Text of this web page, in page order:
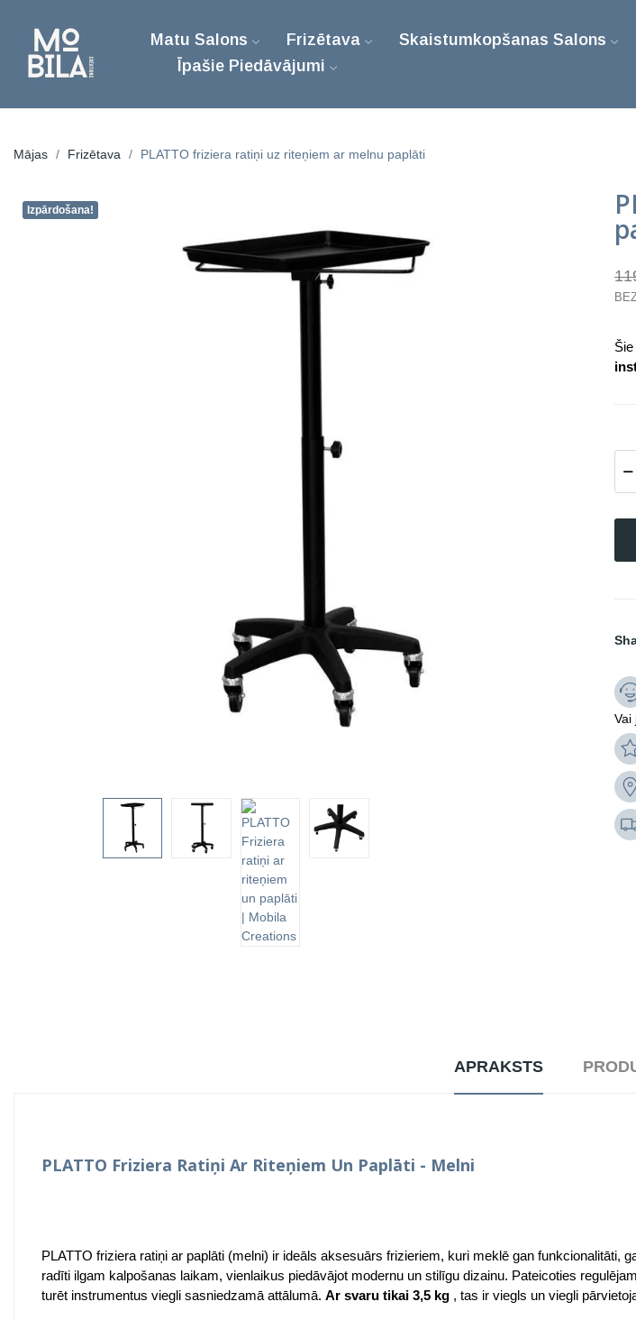
Matu Salons Frizētava Skaistumkopšanas Salons
Īpašie Piedāvājumi
Mājas Frizētava PLATTO friziera ratiņi uz riteņiem ar melnu paplāti
Izpārdošana!
Vai
APRAKSTS
PLATTO Friziera Ratiņi Ar Riteņiem Un Paplāti - Melni
PLATTO friziera ratiņi ar paplāti (melni) ir ideāls aksesuārs frizieriem, kuri meklē gan funkcionalitāti,
radīti ilgam kalpošanas laikam, vienlaikus piedāvājot modernu un stilīgu dizainu. Pateicoties
turēt instrumentus viegli sasniedzamā attālumā. Ar svaru tikai 3,5 kg , tas ir viegls un viegli